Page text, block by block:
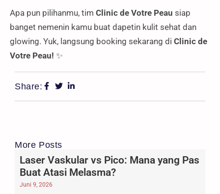
Apa pun pilihanmu, tim Clinic de Votre Peau siap
banget nemenin kamu buat dapetin kulit sehat dan
glowing. Yuk, langsung booking sekarang di Clinic de
Votre Peau! ✨
Share:
More Posts
Laser Vaskular vs Pico: Mana yang Pas
Buat Atasi Melasma?
Juni 9, 2026